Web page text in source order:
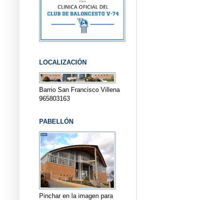
LOCALIZACIÓN
Barrio San Francisco Villena
965803163
PABELLÓN
Pinchar en la imagen para